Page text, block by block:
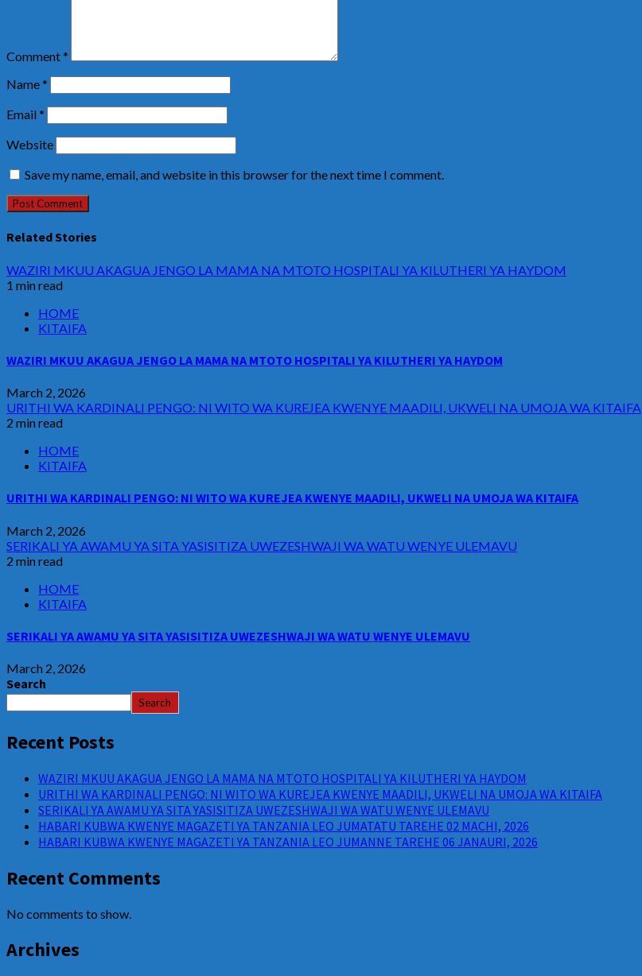
Comment*
Name*
Email*
Website
Save my name, email, and website in this browser for the next time I comment.
Related Stories
WAZIRI MKUU AKAGUA JENGO LA MAMA NA MTOTO HOSPITALI YA KILUTHERI YA HAYDOM
1 min read
HOME
KITAIFA
WAZIRI MKUU AKAGUA JENGO LA MAMA NA MTOTO HOSPITALI YA KILUTHERI YA HAYDOM
March 2, 2026
URITHI WA KARDINALI PENGO: NI WITO WA KUREJEA KWENYE MAADILI, UKWELI NA UMOJA WA KITAIFA
2 min read
HOME
KITAIFA
URITHI WA KARDINALI PENGO: NI WITO WA KUREJEA KWENYE MAADILI, UKWELI NA UMOJA WA KITAIFA
March 2, 2026
SERIKALI YA AWAMU YA SITA YASISITIZA UWEZESHWAJI WA WATU WENYE ULEMAVU
2 min read
HOME
KITAIFA
SERIKALI YA AWAMU YA SITA YASISITIZA UWEZESHWAJI WA WATU WENYE ULEMAVU
March 2, 2026
Search
Search
Recent Posts
WAZIRI MKUU AKAGUA JENGO LA MAMA NA MTOTO HOSPITALI YA KILUTHERI YA HAYDOM
URITHI WA KARDINALI PENGO: NI WITO WA KUREJEA KWENYE MAADILI, UKWELI NA UMOJA WA KITAIFA
SERIKALI YA AWAMU YA SITA YASISITIZA UWEZESHWAJI WA WATU WENYE ULEMAVU
HABARI KUBWA KWENYE MAGAZETI YA TANZANIA LEO JUMATATU TAREHE 02 MACHI, 2026
HABARI KUBWA KWENYE MAGAZETI YA TANZANIA LEO JUMANNE TAREHE 06 JANAURI, 2026
Recent Comments
No comments to show.
Archives